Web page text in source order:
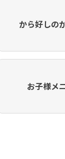
から好しの
お子様メ